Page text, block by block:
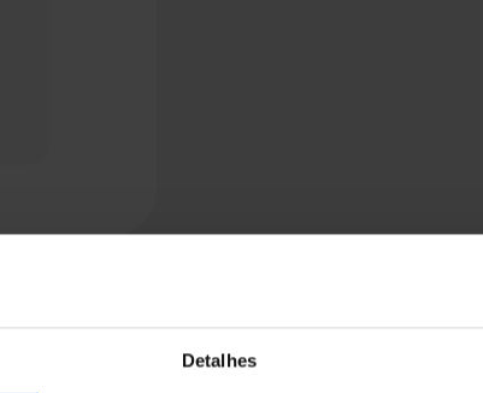
Detalhes